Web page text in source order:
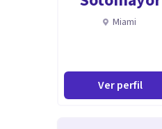
Miami
Ver perfil